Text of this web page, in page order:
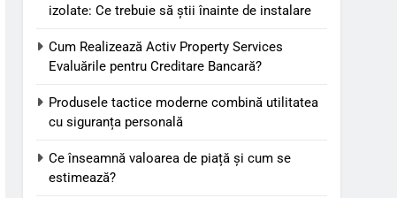
izolate: Ce trebuie să știi înainte de instalare
Cum Realizează Activ Property Services
Evaluările pentru Creditare Bancară?
Produsele tactice moderne combină utilitatea
cu siguranța personală
Ce înseamnă valoarea de piață și cum se
estimează?